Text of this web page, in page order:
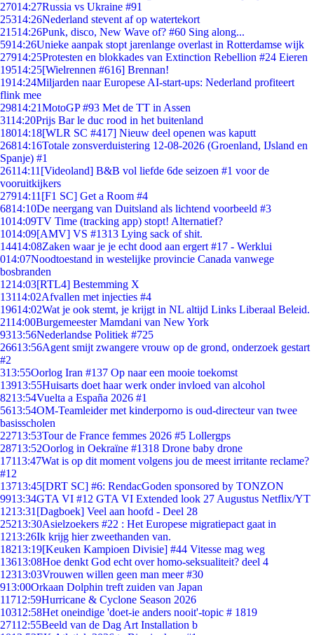
27014:27Russia vs Ukraine #91
25314:26Nederland stevent af op watertekort
21514:26Punk, disco, New Wave of? #60 Sing along...
5914:26Unieke aanpak stopt jarenlange overlast in Rotterdamse wijk
27914:25Protesten en blokkades van Extinction Rebellion #24 Eieren
19514:25[Wielrennen #616] Brennan!
1914:24Miljarden naar Europese AI-start-ups: Nederland profiteert
flink mee
29814:21MotoGP #93 Met de TT in Assen
3114:20Prijs Bar le duc rood in het buitenland
18014:18[WLR SC #417] Nieuw deel openen was kaputt
26814:16Totale zonsverduistering 12-08-2026 (Groenland, IJsland en
Spanje) #1
26114:11 [Videoland] B&B vol liefde 6de seizoen #1 voor de
vooruitkijkers
27914:11 [F1 SC] Get a Room #4
6814:10De neergang van Duitsland als lichtend voorbeeld #3
1014:09TV Time (tracking app) stopt! Alternatief?
1014:09[AMV] VS #1313 Lying sack of shit.
14414:08Zaken waar je je echt dood aan ergert #17 - Werklui
014:07Noodtoestand in westelijke provincie Canada vanwege
bosbranden
1214:03[RTL4] Bestemming X
13114:02Afvallen met injecties #4
19614:02Wat je ook stemt, je krijgt in NL altijd Links Liberaal Beleid.
2114:00Burgemeester Mamdani van New York
9313:56Nederlandse Politiek #725
26613:56Agent smijt zwangere vrouw op de grond, onderzoek gestart
#2
313:55Oorlog Iran #137 Op naar een mooie toekomst
13913:55Huisarts doet haar werk onder invloed van alcohol
8213:54Vuelta a España 2026 #1
5613:54OM-Teamleider met kinderporno is oud-directeur van twee
basisscholen
22713:53Tour de France femmes 2026 #5 Lollergps
28713:52Oorlog in Oekraïne #1318 Drone baby drone
17113:47Wat is op dit moment volgens jou de meest irritante reclame?
#12
13713:45[DRT SC] #6: RendacGoden sponsored by TONZON
9913:34GTA VI #12 GTA VI Extended look 27 Augustus Netflix/YT
1213:31 [Dagboek] Veel aan hoofd - Deel 28
25213:30Asielzoekers #22 : Het Europese migratiepact gaat in
1213:26Ik krijg hier zweethanden van.
18213:19[Keuken Kampioen Divisie] #44 Vitesse mag weg
13613:08Hoe denkt God echt over homo-seksualiteit? deel 4
12313:03Vrouwen willen geen man meer #30
913:00Orkaan Dolphin treft zuiden van Japan
11712:59Hurricane & Cyclone Season 2026
10312:58Het oneindige 'doet-ie anders nooit'-topic # 1819
27112:55Beeld van de Dag Art Installation b